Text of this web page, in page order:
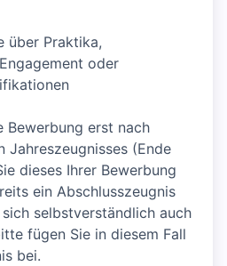
über Praktika,
oder
Bewerbung erst nach
Jahreszeugnisses (Ende
dieses Ihrer Bewerbung
ein Abschlusszeugnis
selbstverständlich auch
fügen Sie in diesem Fall
bei.